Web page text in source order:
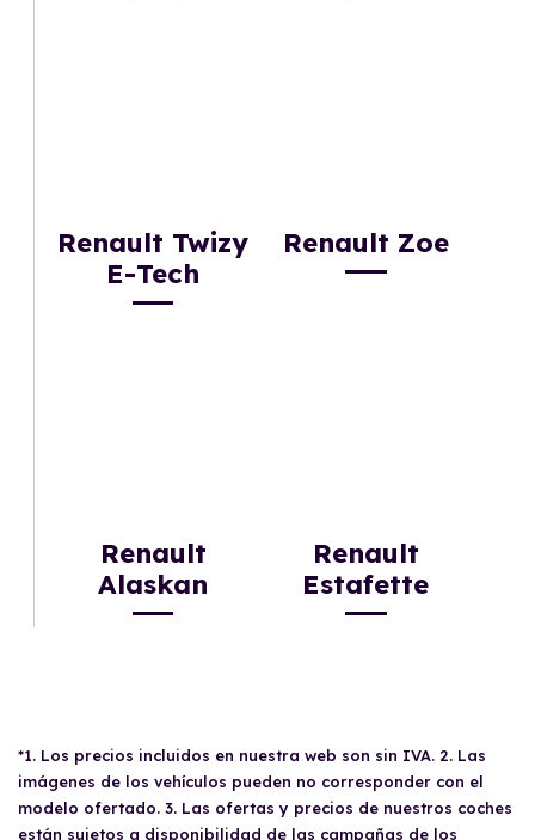
Renault Twizy
E-Tech
Renault Zoe
Renault
Alaskan
Renault
Estafette
*1. Los precios incluidos en nuestra web son sin IVA. 2. Las
imágenes de los vehículos pueden no corresponder con el
modelo ofertado. 3. Las ofertas y precios de nuestros coches
están sujetos a disponibilidad de las campañas de los